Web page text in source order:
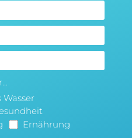
Wasser
Ernährung